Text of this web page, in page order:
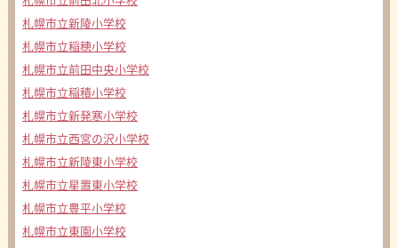
札幌市立新陵小学校
札幌市立稲穂小学校
札幌市立前田中央小学校
札幌市立稲積小学校
札幌市立新発寒小学校
札幌市立西宮の沢小学校
札幌市立新陵東小学校
札幌市立星置東小学校
札幌市立豊平小学校
札幌市立東園小学校